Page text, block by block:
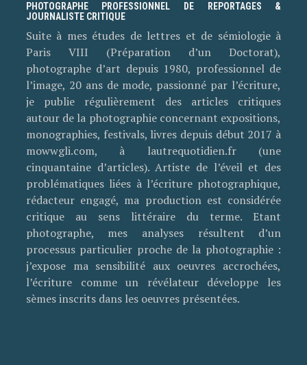
PHOTOGRAPHE PROFESSIONNEL DE REPORTAGES &
JOURNALISTE CRITIQUE
Suite à mes études de lettres et de sémiologie à
Paris VIII (Préparation d’un Doctorat),
photographe d’art depuis 1980, professionnel de
l’image, 20 ans de mode, passionné par l’écriture,
je publie régulièrement des articles critiques
autour de la photographie concernant expositions,
monographies, festivals, livres depuis début 2017 à
mowwgli.com, à lautrequotidien.fr (une
cinquantaine d’articles). Artiste de l’éveil et des
problématiques liées à l’écriture photographique,
rédacteur engagé, ma production est considérée
critique au sens littéraire du terme. Etant
photographe, mes analyses résultent d’un
processus particulier proche de la photographie :
j’expose ma sensibilité aux oeuvres accrochées,
l’écriture comme un révélateur développe les
sèmes inscrits dans les oeuvres présentées.